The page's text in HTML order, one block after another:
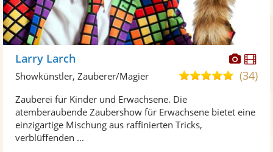
Larry Larch
4,9(34)
Showkünstler, Zauberer/Magier
Zauberei für Kinder und Erwachsene. Die
atemberaubende Zaubershow für Erwachsene bietet eine
einzigartige Mischung aus raffinierten Tricks,
verblüffenden ...